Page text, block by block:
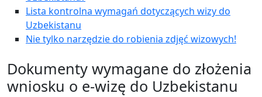
Lista kontrolna wymagań dotyczących wizy do
Uzbekistanu
Nie tylko narzędzie do robienia zdjęć wizowych!
Dokumenty wymagane do złożenia
wniosku o e-wizę do Uzbekistanu